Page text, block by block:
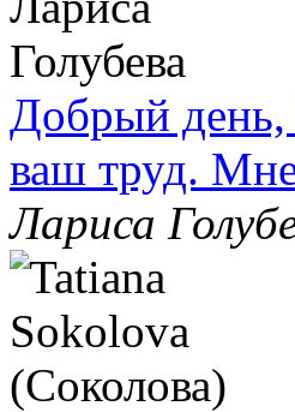
Добрый день,
ваш труд.
Лариса